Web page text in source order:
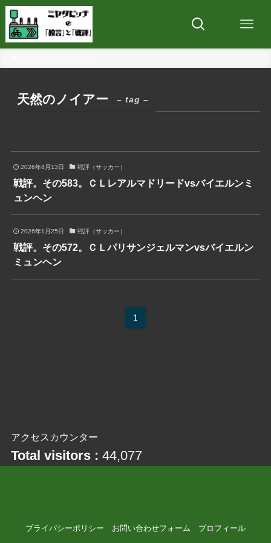
天然のノイアー – tag –
2026年4月13日 戦評（サッカー）
戦評。その583。ＣＬレアルマドリードvsバイエルンミ
ュンヘン
2026年1月25日 戦評（サッカー）
戦評。その572。ＣＬパリサンジェルマンvsバイエルン
ミュンヘン
1
アクセスカウンター
Total visitors : 44,077
プライバシーポリシー お問い合わせフォーム プロフィール